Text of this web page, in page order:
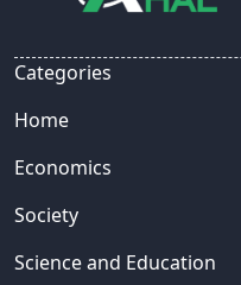
Categories
Home
Economics
Society
Science and Education